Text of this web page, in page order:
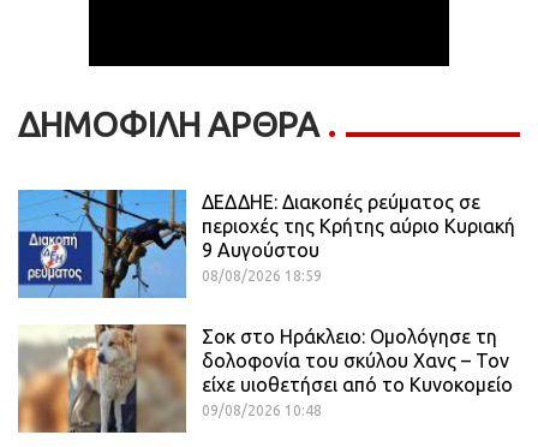
ΔΗΜΟΦΙΛΗ ΑΡΘΡΑ
ΔΕΔΔΗΕ: Διακοπές ρεύματος σε
περιοχές της Κρήτης αύριο Κυριακή
9 Αυγούστου
08/08/2026 18:59
Σοκ στο Ηράκλειο: Ομολόγησε τη
δολοφονία του σκύλου Χανς – Τον
είχε υιοθετήσει από το Κυνοκομείο
09/08/2026 10:48